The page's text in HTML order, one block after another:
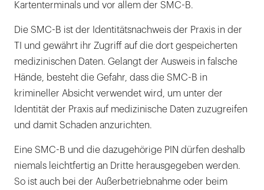
Kartenterminals und vor allem der SMC-B.
Die SMC-B ist der Identitätsnachweis der Praxis in der
TI und gewährt ihr Zugriff auf die dort gespeicherten
medizinischen Daten. Gelangt der Ausweis in falsche
Hände, besteht die Gefahr, dass die SMC-B in
krimineller Absicht verwendet wird, um unter der
Identität der Praxis auf medizinische Daten zuzugreifen
und damit Schaden anzurichten.
Eine SMC-B und die dazugehörige PIN dürfen deshalb
niemals leichtfertig an Dritte herausgegeben werden.
So ist auch bei der Außerbetriebnahme oder beim